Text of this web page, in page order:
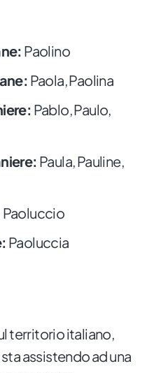
Paolino
Paola, Paolina
Pablo, Paulo,
Paula, Pauline,
Paoluccio
Paoluccia
territorio italiano,
assistendo ad una